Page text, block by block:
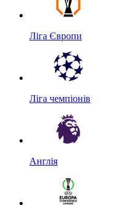
Ліга Європи
Ліга чемпіонів
Англія